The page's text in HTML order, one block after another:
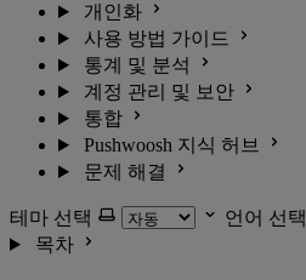
개인화
사용 방법 가이드
통계 및 분석
계정 관리 및 보안
통합
Pushwoosh 지식 허브
문제 해결
테마 선택
언어 선택
목차